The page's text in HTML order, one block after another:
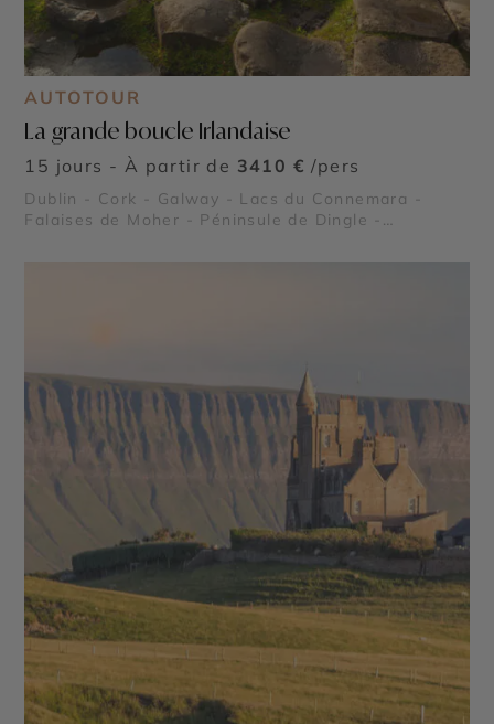
AUTOTOUR
La grande boucle Irlandaise
15 jours - À partir de 3410 € /pers
Dublin - Cork - Galway - Lacs du Connemara -
Falaises de Moher - Péninsule de Dingle -